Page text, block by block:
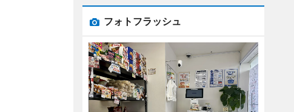
フォトフラッシュ